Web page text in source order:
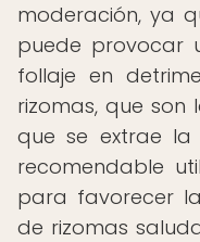
moderación, ya
puede provocar
follaje en
rizomas, que
que se extrae la
recomendable
para favorecer
de rizomas